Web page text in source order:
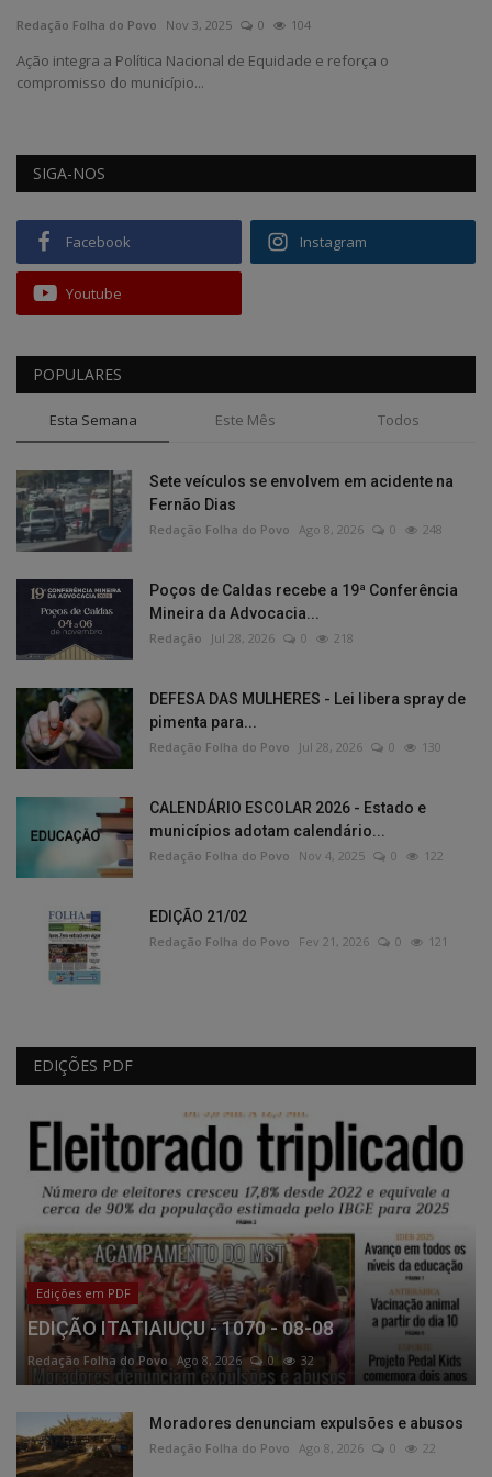
Edições em PDF
Redação Folha do Povo Nov 3, 2025 0 104
Ação integra a Política Nacional de Equidade e reforça o
compromisso do município...
SIGA-NOS
Facebook Instagram
Youtube
POPULARES
Esta Semana Este Mês Todos
Sete veículos se envolvem em acidente na
Fernão Dias
Redação Folha do Povo Ago 8, 2026 0 248
Poços de Caldas recebe a 19ª Conferência
Mineira da Advocacia...
Redação Jul 28, 2026 0 218
DEFESA DAS MULHERES - Lei libera spray de
pimenta para...
Redação Folha do Povo Jul 28, 2026 0 130
CALENDÁRIO ESCOLAR 2026 - Estado e
municípios adotam calendário...
Redação Folha do Povo Nov 4, 2025 0 122
EDIÇÃO 21/02
Redação Folha do Povo Fev 21, 2026 0 121
EDIÇÕES PDF
Edições em PDF
EDIÇÃO ITATIAIUÇU - 1070 - 08-08
Redação Folha do Povo Ago 8, 2026 0 32
Moradores denunciam expulsões e abusos
Redação Folha do Povo Ago 8, 2026 0 22